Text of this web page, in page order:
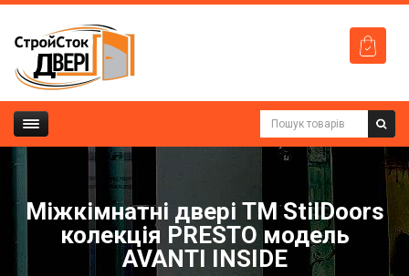
Міжкімнатні двері ТМ StilDoors
колекція PRESTO модель
AVANTI INSIDE